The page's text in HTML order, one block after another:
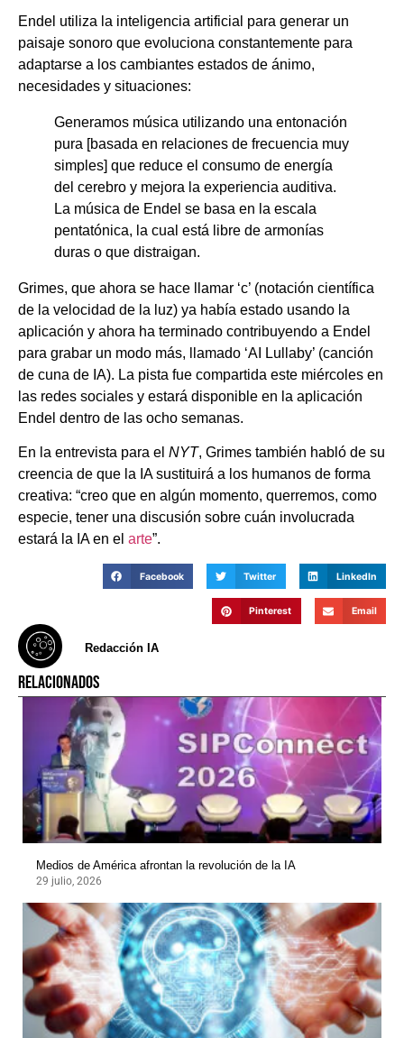
Endel utiliza la inteligencia artificial para generar un
paisaje sonoro que evoluciona constantemente para
adaptarse a los cambiantes estados de ánimo,
necesidades y situaciones:
Generamos música utilizando una entonación
pura [basada en relaciones de frecuencia muy
simples] que reduce el consumo de energía
del cerebro y mejora la experiencia auditiva.
La música de Endel se basa en la escala
pentatónica, la cual está libre de armonías
duras o que distraigan.
Grimes, que ahora se hace llamar ‘c’ (notación científica
de la velocidad de la luz) ya había estado usando la
aplicación y ahora ha terminado contribuyendo a Endel
para grabar un modo más, llamado ‘AI Lullaby’ (canción
de cuna de IA). La pista fue compartida este miércoles en
las redes sociales y estará disponible en la aplicación
Endel dentro de las ocho semanas.
En la entrevista para el NYT, Grimes también habló de su
creencia de que la IA sustituirá a los humanos de forma
creativa: “creo que en algún momento, querremos, como
especie, tener una discusión sobre cuán involucrada
estará la IA en el arte”.
Facebook Twitter LinkedIn
Pinterest Email
Redacción IA
RELACIONADOS
Medios de América afrontan la revolución de la IA
29 julio, 2026